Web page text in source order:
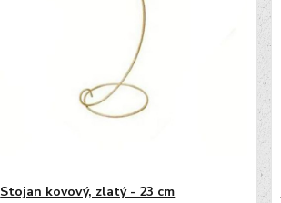
Stojan kovový, zlatý - 23 cm